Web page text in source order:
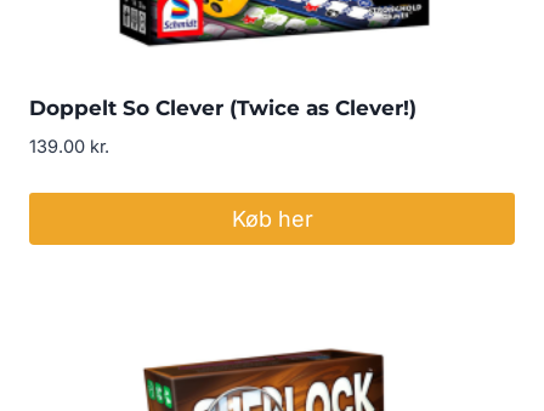
Doppelt So Clever (Twice as Clever!)
139.00 kr.
Køb her